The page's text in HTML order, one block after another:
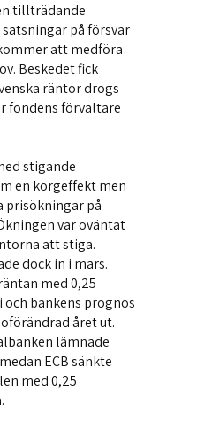
tillträdande
på försvar
att medföra
Beskedet fick
räntor drogs
fondens förvaltare
stigande
en korgeffekt men
prisökningar på
var oväntat
att stiga.
dock in i mars.
med 0,25
bankens prognos
året ut.
lämnade
ECB sänkte
med 0,25